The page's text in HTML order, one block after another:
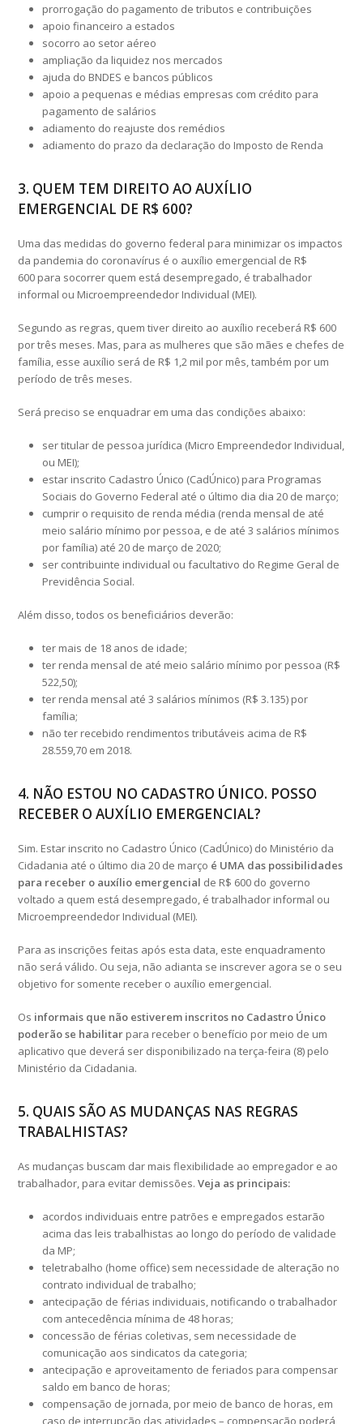
prorrogação do pagamento de tributos e contribuições
apoio financeiro a estados
socorro ao setor aéreo
ampliação da liquidez nos mercados
ajuda do BNDES e bancos públicos
apoio a pequenas e médias empresas com crédito para
pagamento de salários
adiamento do reajuste dos remédios
adiamento do prazo da declaração do Imposto de Renda
3. QUEM TEM DIREITO AO AUXÍLIO
EMERGENCIAL DE R$ 600?
Uma das medidas do governo federal para minimizar os impactos
da pandemia do coronavírus é o auxílio emergencial de R$
600 para socorrer quem está desempregado, é trabalhador
informal ou Microempreendedor Individual (MEI).
Segundo as regras, quem tiver direito ao auxílio receberá R$ 600
por três meses. Mas, para as mulheres que são mães e chefes de
família, esse auxílio será de R$ 1,2 mil por mês, também por um
período de três meses.
Será preciso se enquadrar em uma das condições abaixo:
ser titular de pessoa jurídica (Micro Empreendedor Individual,
ou MEI);
estar inscrito Cadastro Único (CadÚnico) para Programas
Sociais do Governo Federal até o último dia dia 20 de março;
cumprir o requisito de renda média (renda mensal de até
meio salário mínimo por pessoa, e de até 3 salários mínimos
por família) até 20 de março de 2020;
ser contribuinte individual ou facultativo do Regime Geral de
Previdência Social.
Além disso, todos os beneficiários deverão:
ter mais de 18 anos de idade;
ter renda mensal de até meio salário mínimo por pessoa (R$
522,50);
ter renda mensal até 3 salários mínimos (R$ 3.135) por
família;
não ter recebido rendimentos tributáveis acima de R$
28.559,70 em 2018.
4. NÃO ESTOU NO CADASTRO ÚNICO. POSSO
RECEBER O AUXÍLIO EMERGENCIAL?
Sim. Estar inscrito no Cadastro Único (CadÚnico) do Ministério da
Cidadania até o último dia 20 de março é UMA das possibilidades
para receber o auxílio emergencial de R$ 600 do governo
voltado a quem está desempregado, é trabalhador informal ou
Microempreendedor Individual (MEI).
Para as inscrições feitas após esta data, este enquadramento
não será válido. Ou seja, não adianta se inscrever agora se o seu
objetivo for somente receber o auxílio emergencial.
Os informais que não estiverem inscritos no Cadastro Único
poderão se habilitar para receber o benefício por meio de um
aplicativo que deverá ser disponibilizado na terça-feira (8) pelo
Ministério da Cidadania.
5. QUAIS SÃO AS MUDANÇAS NAS REGRAS
TRABALHISTAS?
As mudanças buscam dar mais flexibilidade ao empregador e ao
trabalhador, para evitar demissões.Veja as principais:
acordos individuais entre patrões e empregados estarão
acima das leis trabalhistas ao longo do período de validade
da MP;
teletrabalho (home office) sem necessidade de alteração no
contrato individual de trabalho;
antecipação de férias individuais, notificando o trabalhador
com antecedência mínima de 48 horas;
concessão de férias coletivas, sem necessidade de
comunicação aos sindicatos da categoria;
antecipação e aproveitamento de feriados para compensar
saldo em banco de horas;
compensação de jornada, por meio de banco de horas, em
caso de interrupção das atividades – compensação poderá